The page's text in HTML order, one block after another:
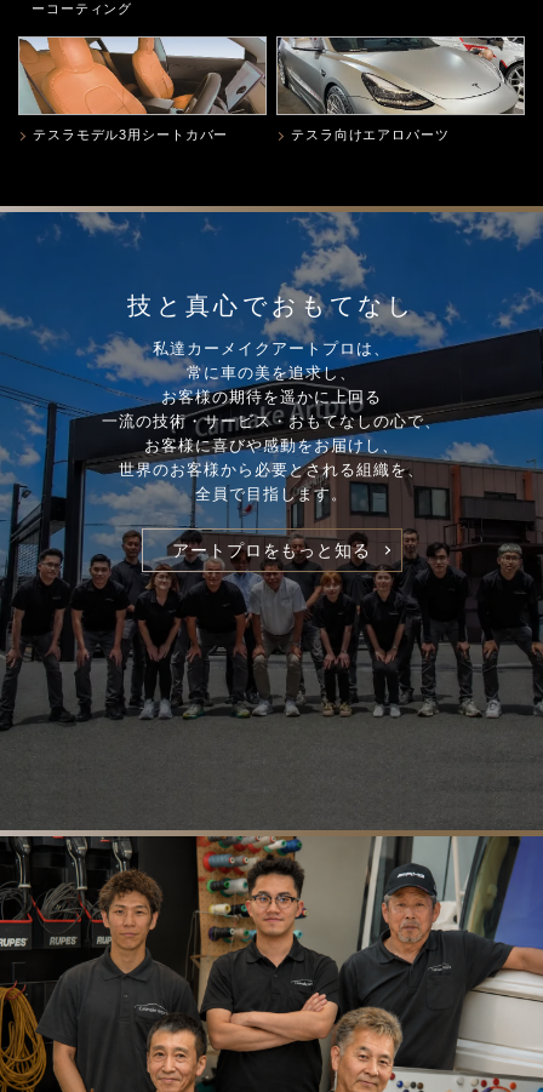
ーコーティング
テスラモデル3用シートカバー テスラ向けエアロパーツ
技と真心でおもてなし
私達カーメイクアートプロは、
常に車の美を追求し、
お客様の期待を遥かに上回る
一流の技術・サービス・おもてなしの心で、
お客様に喜びや感動をお届けし、
世界のお客様から必要とされる組織を、
全員で目指します。
アートプロをもっと知る